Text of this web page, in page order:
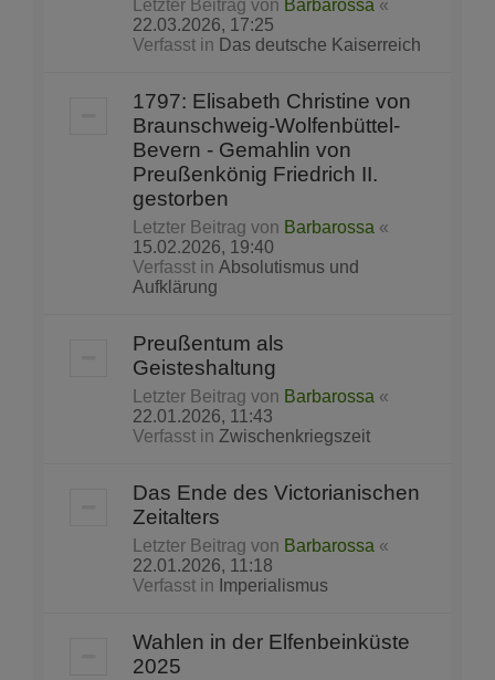
Letzter Beitrag von Barbarossa «
22.03.2026, 17:25
Verfasst in Das deutsche Kaiserreich
1797: Elisabeth Christine von
Braunschweig-Wolfenbüttel-
Bevern - Gemahlin von
Preußenkönig Friedrich II.
gestorben
Letzter Beitrag von Barbarossa «
15.02.2026, 19:40
Verfasst in Absolutismus und
Aufklärung
Preußentum als
Geisteshaltung
Letzter Beitrag von Barbarossa «
22.01.2026, 11:43
Verfasst in Zwischenkriegszeit
Das Ende des Victorianischen
Zeitalters
Letzter Beitrag von Barbarossa «
22.01.2026, 11:18
Verfasst in Imperialismus
Wahlen in der Elfenbeinküste
2025